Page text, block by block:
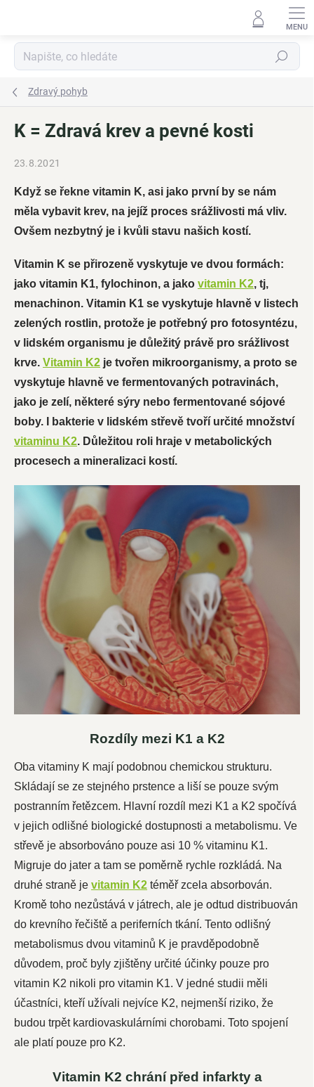
Hledat
Zdravý pohyb
K = Zdravá krev a pevné kosti
23.8.2021
Když se řekne vitamin K, asi jako první by se nám
měla vybavit krev, na jejíž proces srážlivosti má vliv.
Ovšem nezbytný je i kvůli stavu našich kostí.
Vitamin K se přirozeně vyskytuje ve dvou formách:
jako vitamin K1, fylochinon, a jako vitamin K2, tj,
menachinon. Vitamin K1 se vyskytuje hlavně v listech
zelených rostlin, protože je potřebný pro fotosyntézu,
v lidském organismu je důležitý právě pro srážlivost
krve. Vitamin K2 je tvořen mikroorganismy, a proto se
vyskytuje hlavně ve fermentovaných potravinách,
jako je zelí, některé sýry nebo fermentované sójové
boby. I bakterie v lidském střevě tvoří určité množství
vitaminu K2. Důležitou roli hraje v metabolických
procesech a mineralizaci kostí.
Rozdíly mezi K1 a K2
Oba vitaminy K mají podobnou chemickou strukturu.
Skládají se ze stejného prstence a liší se pouze svým
postranním řetězcem. Hlavní rozdíl mezi K1 a K2 spočívá
v jejich odlišné biologické dostupnosti a metabolismu. Ve
střevě je absorbováno pouze asi 10 % vitaminu K1.
Migruje do jater a tam se poměrně rychle rozkládá. Na
druhé straně je vitamin K2 téměř zcela absorbován.
Kromě toho nezůstává v játrech, ale je odtud distribuován
do krevního řečiště a periferních tkání. Tento odlišný
metabolismus dvou vitaminů K je pravděpodobně
důvodem, proč byly zjištěny určité účinky pouze pro
vitamin K2 nikoli pro vitamin K1. V jedné studii měli
účastníci, kteří užívali nejvíce K2, nejmenší riziko, že
budou trpět kardiovaskulárními chorobami. Toto spojení
ale platí pouze pro K2.
Vitamin K2 chrání před infarkty a